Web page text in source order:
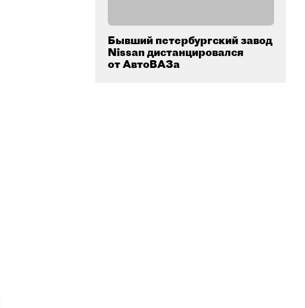
Бывший петербургский завод
Nissan дистанцировался
от АвтоВАЗа